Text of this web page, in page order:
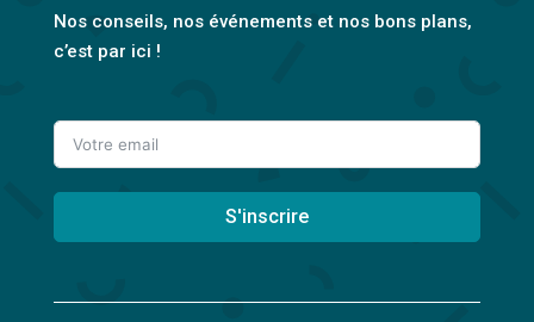
Nos conseils, nos événements et nos bons plans,
c’est par ici !
S'inscrire
l